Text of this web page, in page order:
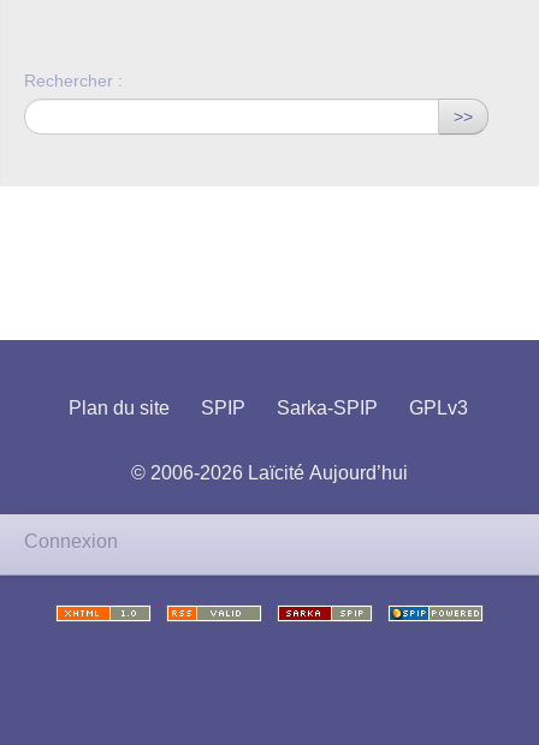
Rechercher :
>>
Plan du site SPIP Sarka-SPIP GPLv3
© 2006-2026 Laïcité Aujourd’hui
Connexion